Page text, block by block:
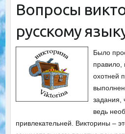
Вопросы
русскому
Было
правило,
охотней
задания,
ведь
привлекательней. Викторины –